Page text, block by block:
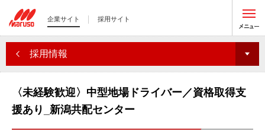
企業サイト 採用サイト
採用情報
〈未経験歓迎〉中型地場ドライバー／資格取得支
援あり_新潟共配センター